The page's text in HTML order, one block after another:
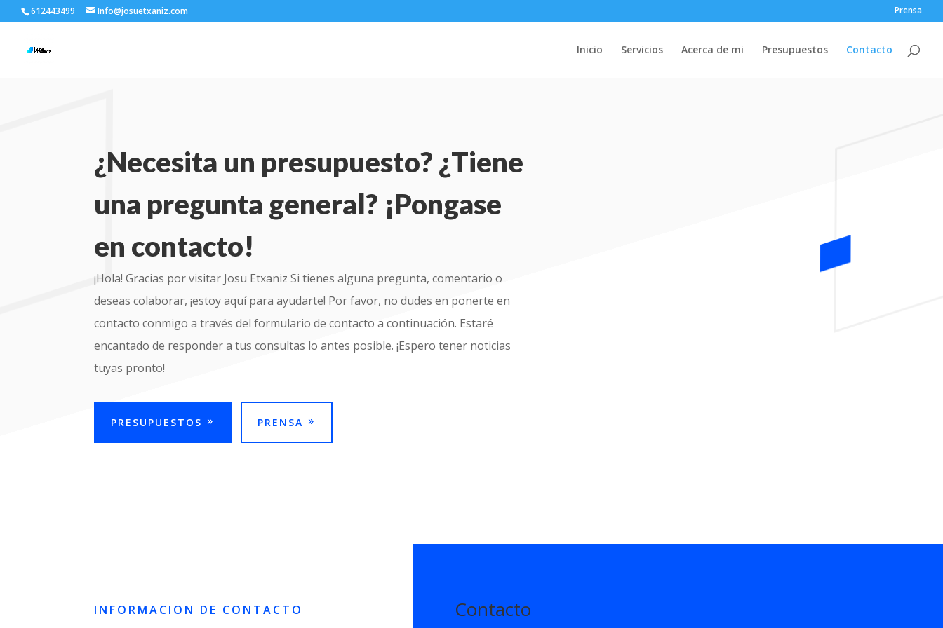
612443499 Info@josuetxaniz.com Prensa
Inicio Servicios Acerca de mi Presupuestos Contacto
¿Necesita un presupuesto? ¿Tiene
una pregunta general? ¡Pongase
en contacto!
¡Hola! Gracias por visitar Josu Etxaniz Si tienes alguna pregunta, comentario o
deseas colaborar, ¡estoy aquí para ayudarte! Por favor, no dudes en ponerte en
contacto conmigo a través del formulario de contacto a continuación. Estaré
encantado de responder a tus consultas lo antes posible. ¡Espero tener noticias
tuyas pronto!
PRESUPUESTOS PRENSA
INFORMACION DE CONTACTO Contacto